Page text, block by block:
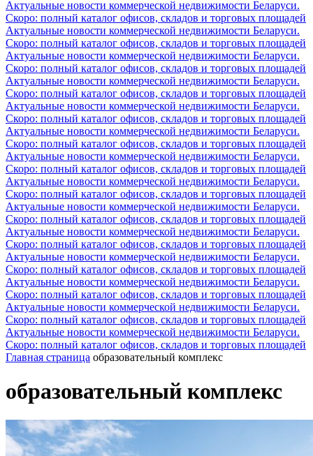
Актуальные новости коммерческой недвижимости Беларуси.
Скоро: полный каталог офисов, складов и торговых площадей
Актуальные новости коммерческой недвижимости Беларуси.
Скоро: полный каталог офисов, складов и торговых площадей
Актуальные новости коммерческой недвижимости Беларуси.
Скоро: полный каталог офисов, складов и торговых площадей
Актуальные новости коммерческой недвижимости Беларуси.
Скоро: полный каталог офисов, складов и торговых площадей
Актуальные новости коммерческой недвижимости Беларуси.
Скоро: полный каталог офисов, складов и торговых площадей
Актуальные новости коммерческой недвижимости Беларуси.
Скоро: полный каталог офисов, складов и торговых площадей
Актуальные новости коммерческой недвижимости Беларуси.
Скоро: полный каталог офисов, складов и торговых площадей
Актуальные новости коммерческой недвижимости Беларуси.
Скоро: полный каталог офисов, складов и торговых площадей
Актуальные новости коммерческой недвижимости Беларуси.
Скоро: полный каталог офисов, складов и торговых площадей
Актуальные новости коммерческой недвижимости Беларуси.
Скоро: полный каталог офисов, складов и торговых площадей
Актуальные новости коммерческой недвижимости Беларуси.
Скоро: полный каталог офисов, складов и торговых площадей
Актуальные новости коммерческой недвижимости Беларуси.
Скоро: полный каталог офисов, складов и торговых площадей
Актуальные новости коммерческой недвижимости Беларуси.
Скоро: полный каталог офисов, складов и торговых площадей
Актуальные новости коммерческой недвижимости Беларуси.
Скоро: полный каталог офисов, складов и торговых площадей
Главная страница образовательный комплекс
образовательный комплекс